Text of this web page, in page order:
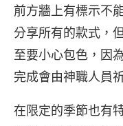
前方牆上有標示不
分享所有的款式，
至要小心包色，因
完成會由神職人員
在限定的季節也有